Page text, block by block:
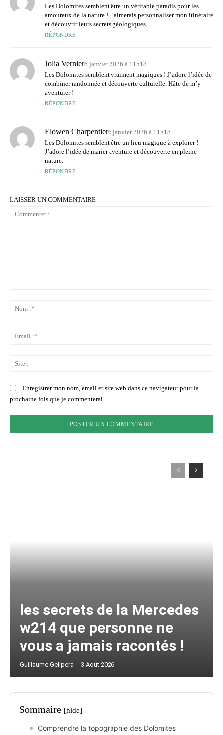
Les Dolomites semblent être un véritable paradis pour les
amoureux de la nature ! J’aimerais personnaliser mon itinéraire
et découvrir leurs secrets géologiques.
RÉPONDRE
Jolia Vernier6 janvier 2026 à 11h18
Les Dolomites semblent vraiment magiques ! J’adore l’idée de
combiner randonnée et découverte culturelle. Hâte de m’y
aventurer !
RÉPONDRE
Elowen Charpentier6 janvier 2026 à 11h18
Les Dolomites semblent être un lieu magique à explorer !
J’adore l’idée de marier aventure et découverte en pleine
nature.
RÉPONDRE
LAISSER UN COMMENTAIRE
Enregistrer mon nom, email et site web dans ce navigateur pour la
prochaine fois que je commenterai.
les secrets de la Mercedes
w214 que personne ne
vous a jamais racontés !
Guillaume Gelipera - 3 Août 2026
Sommaire [hide]
Comprendre la topographie des Dolomites